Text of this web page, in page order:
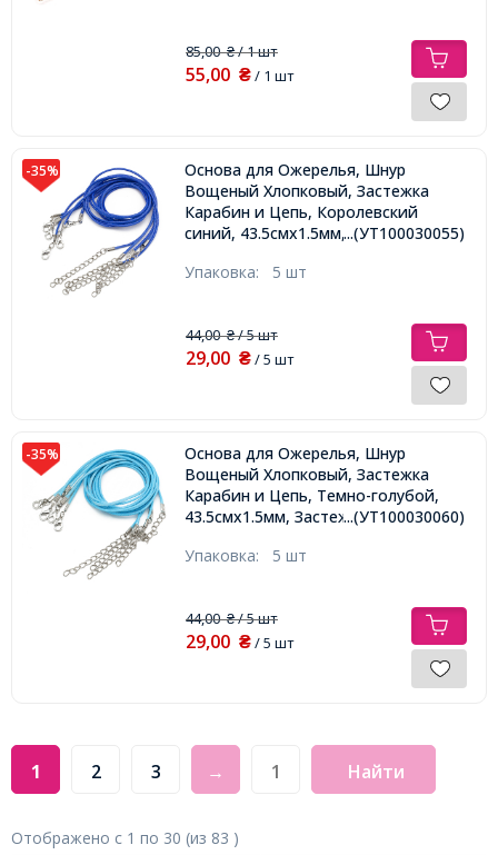
85,00₴/ 1 шт
55,00 ₴/ 1 шт
-35%
Основа для Ожерелья, Шнур
Вощеный Хлопковый, Застежка
Карабин и Цепь, Королевский
синий, 43.5смх1.5мм, Застежка
...(УТ100030055)
Упаковка: 5 шт
44,00₴/ 5 шт
29,00 ₴/ 5 шт
-35%
Основа для Ожерелья, Шнур
Вощеный Хлопковый, Застежка
Карабин и Цепь, Темно-голубой,
43.5смх1.5мм, Застежка 12х7х2.5мм,
...(УТ100030060)
Упаковка: 5 шт
44,00₴/ 5 шт
29,00 ₴/ 5 шт
1 2 3 → Найти
Отображено с 1 по 30 (из 83 )